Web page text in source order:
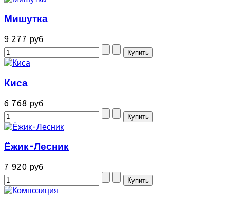
Мишутка
9 277 руб
Киса
6 768 руб
Ёжик-Лесник
7 920 руб